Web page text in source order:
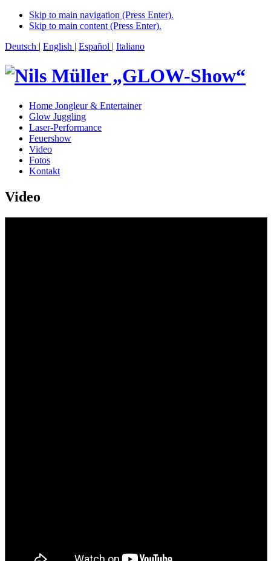
Skip to main navigation (Press Enter).
Skip to main content (Press Enter).
Deutsch | English | Español | Italiano
Home Jongleur & Entertainer
Glow Juggling
Laser-Performance
Feuershow
Video
Fotos
Kontakt
Video